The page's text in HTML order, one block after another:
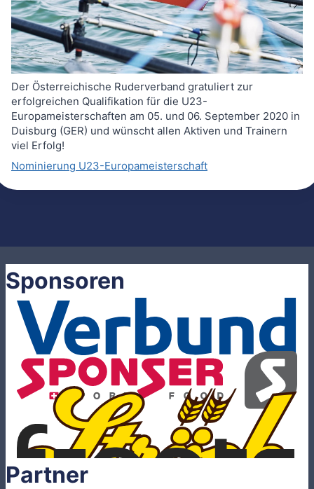
Der Österreichische Ruderverband gratuliert zur
erfolgreichen Qualifikation für die U23-
Europameisterschaften am 05. und 06. September 2020 in
Duisburg (GER) und wünscht allen Aktiven und Trainern
viel Erfolg!
Nominierung U23-Europameisterschaft
Sponsoren
Partner